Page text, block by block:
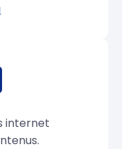
internet